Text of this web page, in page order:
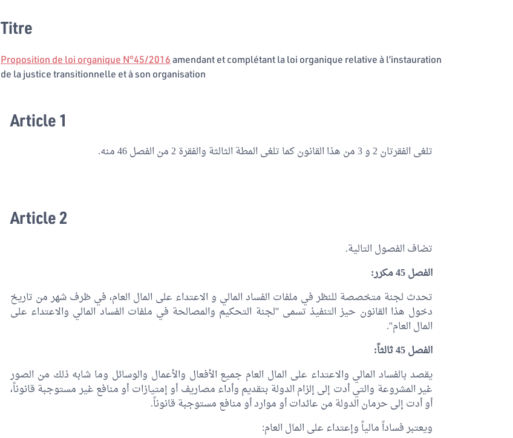
Titre
Proposition de loi organique N°45/2016amendant et complétant la loi organique relative à l’instauration
de la justice transitionnelle et à son organisation
Article 1
تلغى الفقرتان 2 و 3 من هذا القانون كما تلغى المطة الثالثة والفقرة 2 من الفصل 46 منه.
Article 2
تضاف الفصول التالية.
الفصل 45 مكرر:
تحدث لجنة متخصصة للنظر في ملفات الفساد المالي و الاعتداء على المال العام، في ظرف شهر من تاريخ
دخول هذا القانون حيز التنفيذ تسمى ''لجنة التحكيم والمصالحة في ملفات الفساد المالي والاعتداء على
المال العام''.
الفصل 45 ثالثاً:
يقصد بالفساد المالي والاعتداء على المال العام جميع الأفعال والأعمال والوسائل وما شابه ذلك من الصور
غير المشروعة والتي أدت إلى إلزام الدولة بتقديم وأداء مصاريف أو إمتيازات أو منافع غير مستوجبة قانوناً،
أو أدت إلى حرمان الدولة من عائدات أو موارد أو منافع مستوجبة قانوناً.
ويعتبر فساداً مالياً وإعتداء على المال العام: